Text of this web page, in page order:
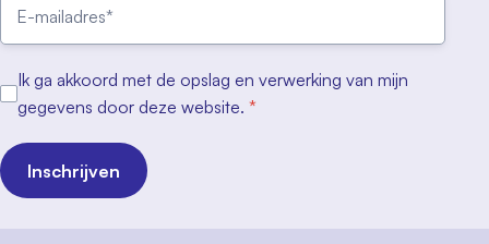
Ik ga akkoord met de opslag en verwerking van mijn
gegevens door deze website. *
Inschrijven